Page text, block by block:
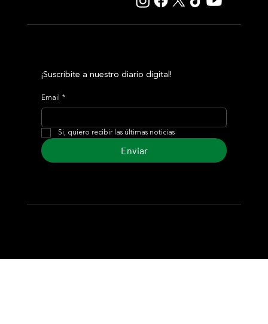
¡Suscribite a nuestro diario digital!
Email *
Si, quiero recibir las últimas noticias
Enviar